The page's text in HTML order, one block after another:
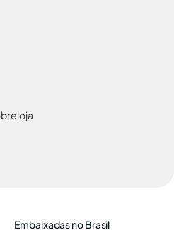
Embaixadas no Brasil